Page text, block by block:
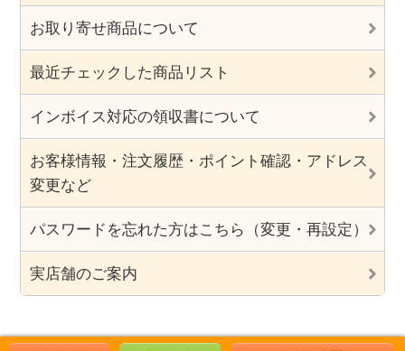
お取り寄せ商品について
最近チェックした商品リスト
インボイス対応の領収書について
お客様情報・注文履歴・ポイント確認・アドレス
変更など
パスワードを忘れた方はこちら（変更・再設定）
実店舗のご案内